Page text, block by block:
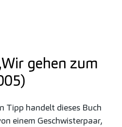
gehen zum
Tipp handelt dieses Buch
einem Geschwisterpaar,